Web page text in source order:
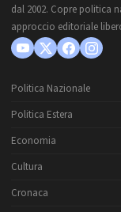
dal 2002. Copre politica
approccio editoriale
Politica Nazionale
Politica Estera
Economia
Cultura
Cronaca